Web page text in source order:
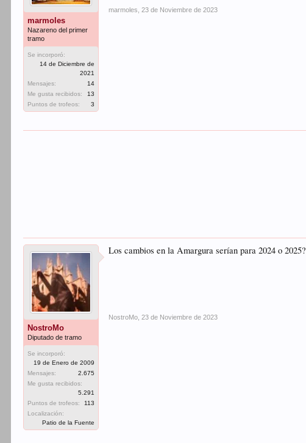
marmoles
Nazareno del primer
tramo
Se incorporó:
14 de Diciembre de
2021
Mensajes:
14
Me gusta recibidos:
13
Puntos de trofeos:
3
marmoles 23 de Noviembre de 2023
NostroMo
Diputado de tramo
Se incorporó:
19 de Enero de 2009
Mensajes:
2.675
Me gusta recibidos:
5.291
Puntos de trofeos:
113
Localización:
Patio de la Fuente
Los cambios en la Amargura serían para 2024 o 2025?
NostroMo 23 de Noviembre de 2023